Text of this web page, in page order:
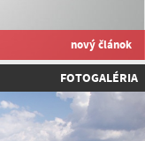
nový článok
FOTOGALÉRIA